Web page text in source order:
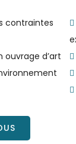
contraintes
ouvrage d’art